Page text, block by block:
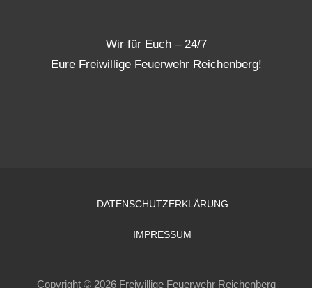
Wir für Euch – 24/7
Eure Freiwillige Feuerwehr Reichenberg!
DATENSCHUTZERKLÄRUNG
IMPRESSUM
Copyright © 2026 Freiwillige Feuerwehr Reichenberg